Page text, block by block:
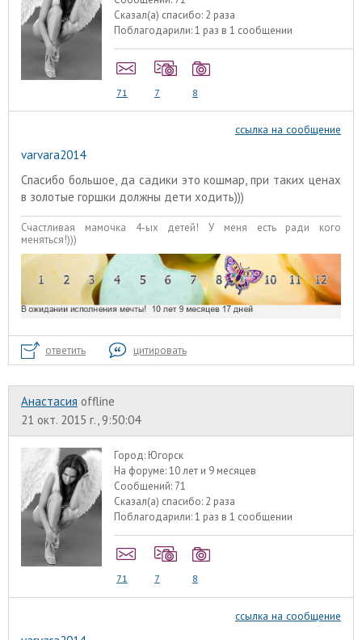
Сказал(а) спасибо: 2 раза
Поблагодарили:1 раз в 1 сообщении
71 7 8
ссылка на сообщение
varvara2014
Спасибо большое, да садики это кошмар, при таких ценах
в золотые горшки должны дети ходить)))
Счастливая мамочка 4-ых детей! У меня есть ради кого
меняться!)))
ответить цитировать
Анастасия offline
21 окт. 2015 г., 9:50:04
Город: Югорск
На форуме:10 лет и 9 месяцев
Сообщений: 71
Сказал(а) спасибо: 2 раза
Поблагодарили:1 раз в 1 сообщении
71 7 8
ссылка на сообщение